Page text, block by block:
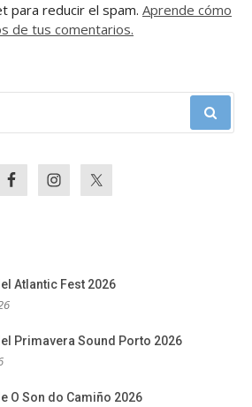
para reducir el spam. Aprende cómo
de tus comentarios.
Atlantic Fest 2026
Primavera Sound Porto 2026
O Son do Camiño 2026